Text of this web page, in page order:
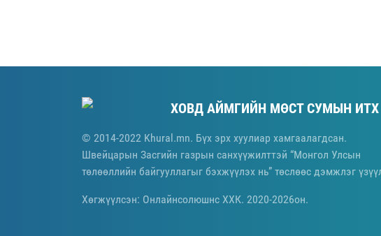
ХОВД АЙМГИЙН МӨСТ СУМЫН ИТХ
© 2014-2022 Khural.mn. Бүх эрх хуулиар хамгаалагдсан.
Швейцарын Засгийн газрын санхүүжилттэй “Монгол Улсын
төлөөллийн байгууллагыг бэхжүүлэх нь” төслөөс дэмжлэг
Хөгжүүлсэн: Онлайнсолюшнс ХХК. 2020-2026он.